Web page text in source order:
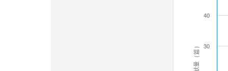
文献量（篇） 30
40